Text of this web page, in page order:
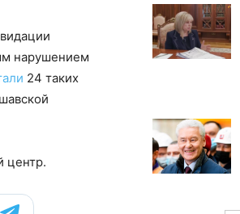
нарушением
24 таких
центр.